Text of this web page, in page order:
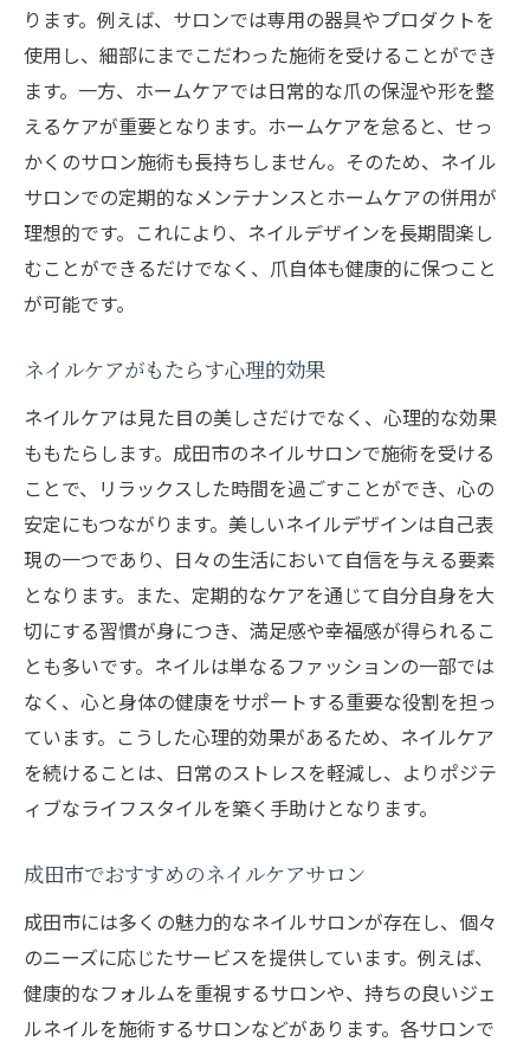
ります。例えば、サロンでは専用の器具やプロダクトを
使用し、細部にまでこだわった施術を受けることができ
ます。一方、ホームケアでは日常的な爪の保湿や形を整
えるケアが重要となります。ホームケアを怠ると、せっ
かくのサロン施術も長持ちしません。そのため、ネイル
サロンでの定期的なメンテナンスとホームケアの併用が
理想的です。これにより、ネイルデザインを長期間楽し
むことができるだけでなく、爪自体も健康的に保つこと
が可能です。
ネイルケアがもたらす心理的効果
ネイルケアは見た目の美しさだけでなく、心理的な効果
ももたらします。成田市のネイルサロンで施術を受ける
ことで、リラックスした時間を過ごすことができ、心の
安定にもつながります。美しいネイルデザインは自己表
現の一つであり、日々の生活において自信を与える要素
となります。また、定期的なケアを通じて自分自身を大
切にする習慣が身につき、満足感や幸福感が得られるこ
とも多いです。ネイルは単なるファッションの一部では
なく、心と身体の健康をサポートする重要な役割を担っ
ています。こうした心理的効果があるため、ネイルケア
を続けることは、日常のストレスを軽減し、よりポジテ
ィブなライフスタイルを築く手助けとなります。
成田市でおすすめのネイルケアサロン
成田市には多くの魅力的なネイルサロンが存在し、個々
のニーズに応じたサービスを提供しています。例えば、
健康的なフォルムを重視するサロンや、持ちの良いジェ
ルネイルを施術するサロンなどがあります。各サロンで